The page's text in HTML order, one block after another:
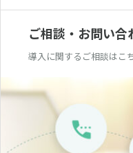
ご相談・お問い合
導入に関するご相談はこ